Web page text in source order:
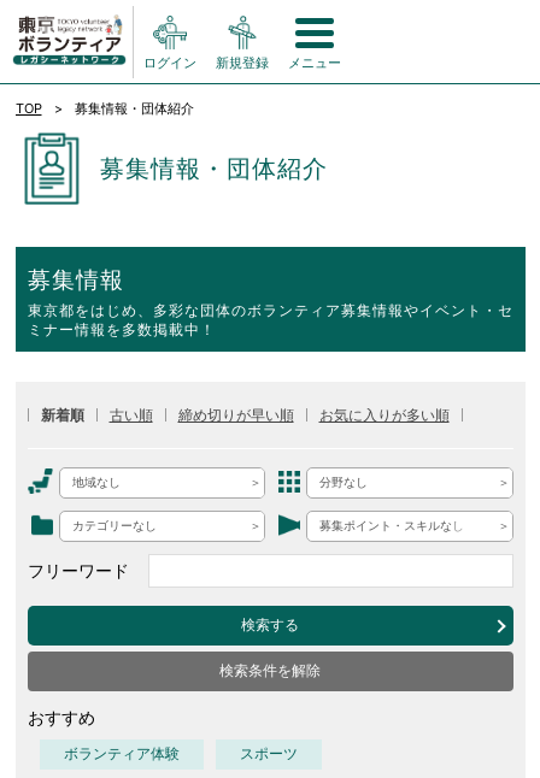
ログイン 新規登録 メニュー
TOP 募集情報・団体紹介
募集情報・団体紹介
募集情報
東京都をはじめ、多彩な団体のボランティア募集情報やイベント・セ
ミナー情報を多数掲載中！
新着順 古い順 締め切りが早い順 お気に入りが多い順
地域なし 分野なし
カテゴリーなし 募集ポイント・スキルなし
フリーワード
検索する
検索条件を解除
おすすめ
ボランティア体験 スポーツ